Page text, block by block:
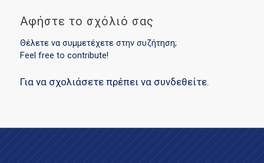
Αφήστε το σχόλιό σας
Θέλετε να συμμετέχετε στην συζήτηση;
Feel free to contribute!
Για να σχολιάσετε πρέπει να συνδεθείτε.